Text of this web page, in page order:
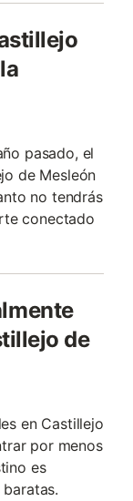
pasado, el
de Mesleón
no tendrás
conectado
de
en Castillejo
por menos
es